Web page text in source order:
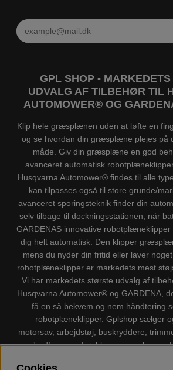
GPL SHOP -
UDVALG AF TILBEHØR TIL
AUTOMOWER® OG
Klip hele græsplænen uden at løfte en
og se hvordan din græsplæne plejes på
måde. Giv din græsplæne en god
avanceret automatisk
Husqvarna Automower® findes til alle
kan tilpasses også til store grunde/
avanceret sporingsteknik finder din
selv tilbage til dockningsstationen, når
GARDENAS innovative
dig helt automatisk. Den klipper
mens du nyder din fritid eller laver
robotplæneklipper er markedets mest
Vi har markedets største udvalg af
Husqvarna Automower® og GARDENA,
få en så bekvem og nem håndtering
robotplæneklipper. Gplshop sælger
motorsav, arbejdstøj, buskryddere,
Jordfræsere, Løvblæser, sneslynger,